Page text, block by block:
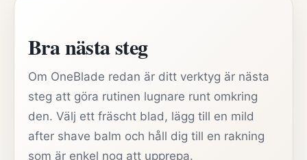
Bra nästa steg
Om OneBlade redan är ditt verktyg är nästa
steg att göra rutinen lugnare runt omkring
den. Välj ett fräscht blad, lägg till en mild
after shave balm och håll dig till en rakning
som är enkel nog att upprepa.